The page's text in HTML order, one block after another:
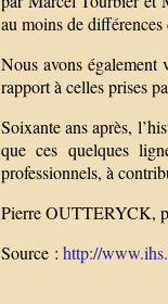
au moins de
Nous avons également
rapport à celles prises
Soixante ans après,
que ces quelques
professionnels, à
Pierre OUTTERYCK,
Source : http://